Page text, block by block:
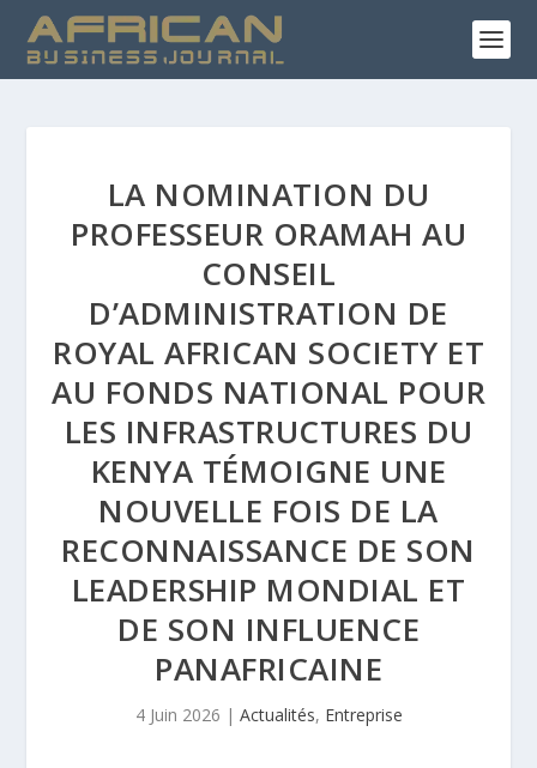
LA NOMINATION DU
PROFESSEUR ORAMAH AU
CONSEIL
D’ADMINISTRATION DE
ROYAL AFRICAN SOCIETY ET
AU FONDS NATIONAL POUR
LES INFRASTRUCTURES DU
KENYA TÉMOIGNE UNE
NOUVELLE FOIS DE LA
RECONNAISSANCE DE SON
LEADERSHIP MONDIAL ET
DE SON INFLUENCE
PANAFRICAINE
4 Juin 2026 | Actualités, Entreprise